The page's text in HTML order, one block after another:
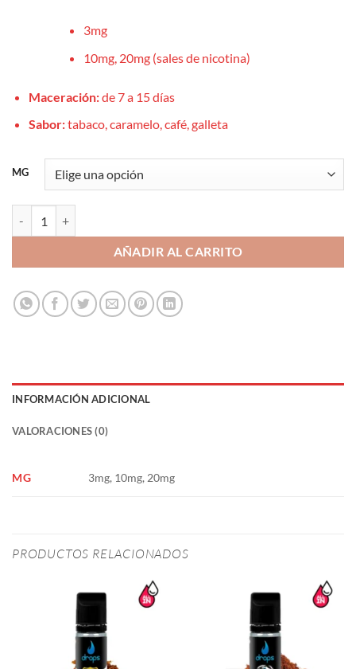
3mg
10mg, 20mg (sales de nicotina)
Maceración:de 7 a 15 días
Sabor:tabaco, caramelo, café, galleta
MG
AÑADIR AL CARRITO
INFORMACIÓN ADICIONAL
VALORACIONES (0)
MG 3mg, 10mg, 20mg
PRODUCTOS RELACIONADOS